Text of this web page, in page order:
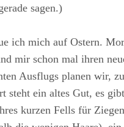
sagen.)
ich mich auf Ostern.
mir schon mal ihren
Ausflugs planen wir,
steht ein altes Gut, es
kurzen Fells für